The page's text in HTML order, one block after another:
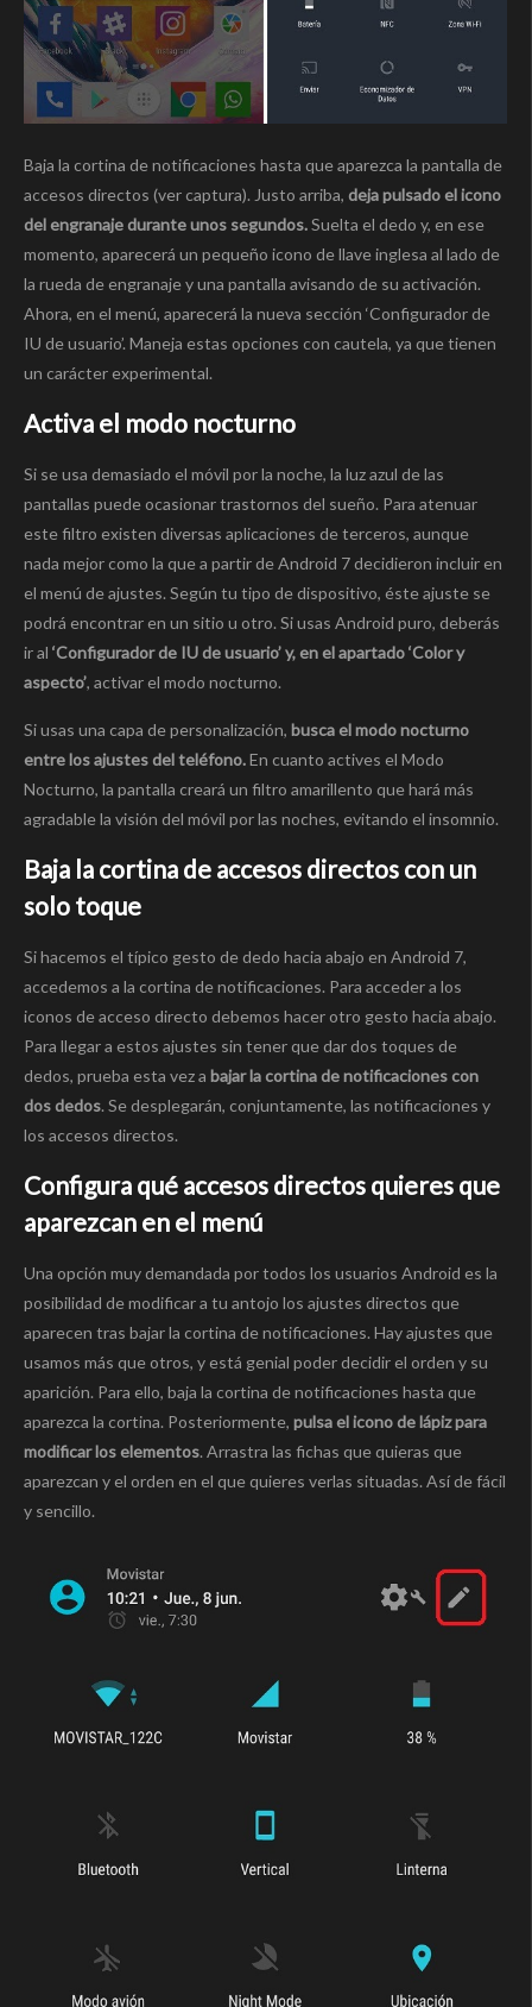
Baja la cortina de notificaciones hasta que aparezca la pantalla de
accesos directos (ver captura). Justo arriba, deja pulsado el icono
del engranaje durante unos segundos.Suelta el dedo y, en ese
momento, aparecerá un pequeño icono de llave inglesa al lado de
la rueda de engranaje y una pantalla avisando de su activación.
Ahora, en el menú, aparecerá la nueva sección ‘Configurador de
IU de usuario’. Maneja estas opciones con cautela, ya que tienen
un carácter experimental.
Activa el modo nocturno
Si se usa demasiado el móvil por la noche, la luz azul de las
pantallas puede ocasionar trastornos del sueño. Para atenuar
este filtro existen diversas aplicaciones de terceros, aunque
nada mejor como la que a partir de Android 7 decidieron incluir en
el menú de ajustes. Según tu tipo de dispositivo, éste ajuste se
podrá encontrar en un sitio u otro. Si usas Android puro, deberás
ir al ‘Configurador de IU de usuario’ y, en el apartado ‘Color y
aspecto’, activar el modo nocturno.
Si usas una capa de personalización, busca el modo nocturno
entre los ajustes del teléfono.En cuanto actives el Modo
Nocturno, la pantalla creará un filtro amarillento que hará más
agradable la visión del móvil por las noches, evitando el insomnio.
Baja la cortina de accesos directos con un
solo toque
Si hacemos el típico gesto de dedo hacia abajo en Android 7,
accedemos a la cortina de notificaciones. Para acceder a los
iconos de acceso directo debemos hacer otro gesto hacia abajo.
Para llegar a estos ajustes sin tener que dar dos toques de
dedos, prueba esta vez a bajar la cortina de notificaciones con
dos dedos. Se desplegarán, conjuntamente, las notificaciones y
los accesos directos.
Configura qué accesos directos quieres que
aparezcan en el menú
Una opción muy demandada por todos los usuarios Android es la
posibilidad de modificar a tu antojo los ajustes directos que
aparecen tras bajar la cortina de notificaciones. Hay ajustes que
usamos más que otros, y está genial poder decidir el orden y su
aparición. Para ello, baja la cortina de notificaciones hasta que
aparezca la cortina. Posteriormente, pulsa el icono de lápiz para
modificar los elementos. Arrastra las fichas que quieras que
aparezcan y el orden en el que quieres verlas situadas. Así de fácil
y sencillo.